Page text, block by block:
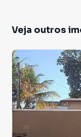
Veja outros